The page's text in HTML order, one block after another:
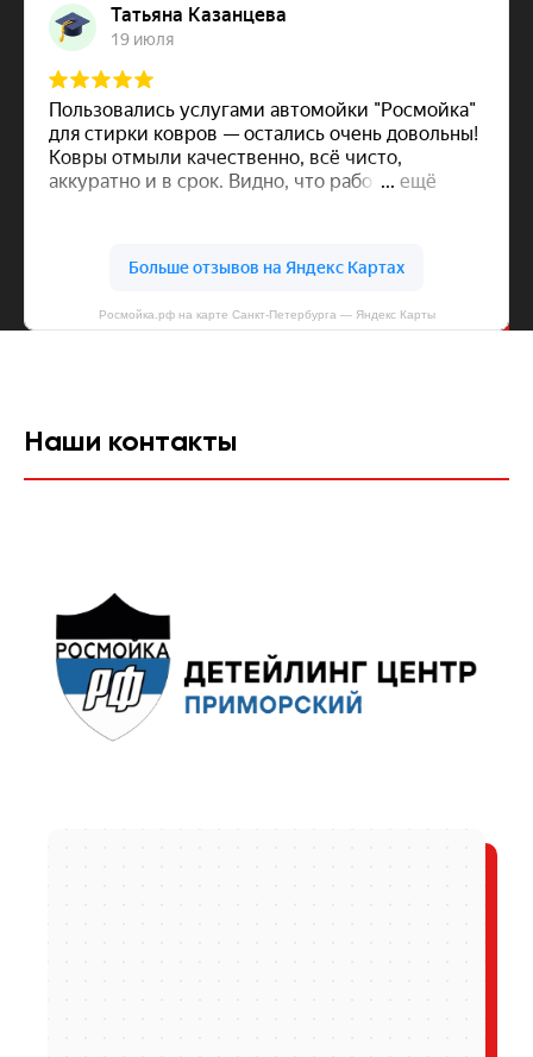
Росмойка.рф на карте Санкт‑Петербурга — Яндекс Карты
Наши контакты